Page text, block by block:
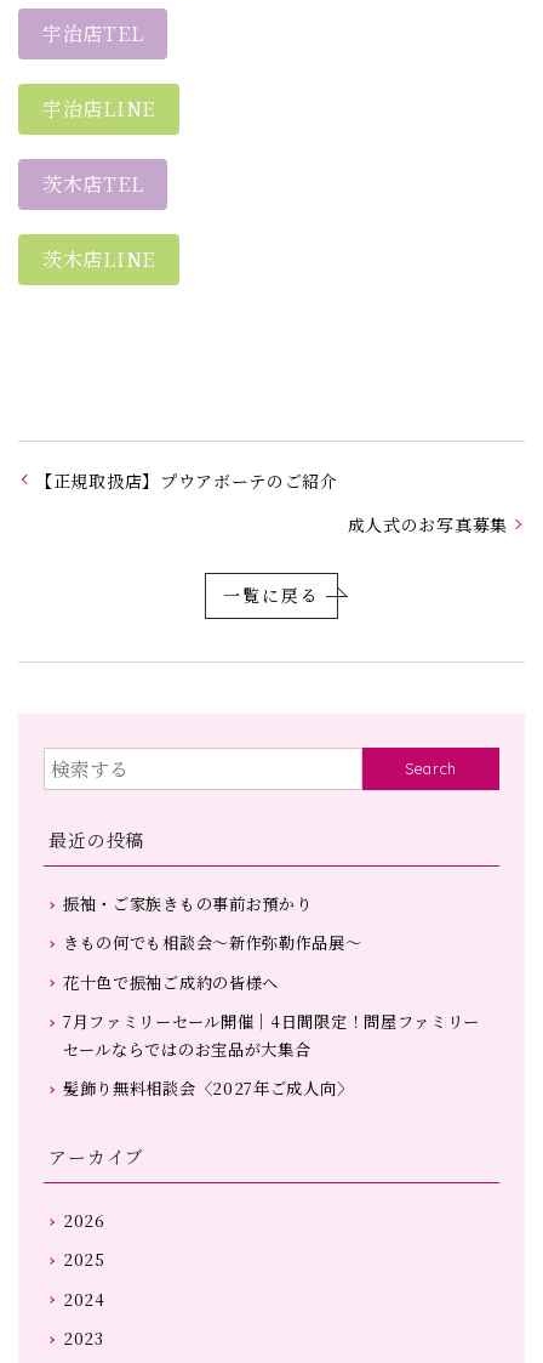
宇治店TEL
宇治店LINE
茨木店TEL
茨木店LINE
【正規取扱店】プウアボーテのご紹介
成人式のお写真募集
一覧に戻る
Search
最近の投稿
振袖・ご家族きもの事前お預かり
きもの何でも相談会～新作弥勒作品展～
花十色で振袖ご成約の皆様へ
7月ファミリーセール開催｜4日間限定！問屋ファミリー
セールならではのお宝品が大集合
髪飾り無料相談会〈2027年ご成人向〉
アーカイブ
2026
2025
2024
2023